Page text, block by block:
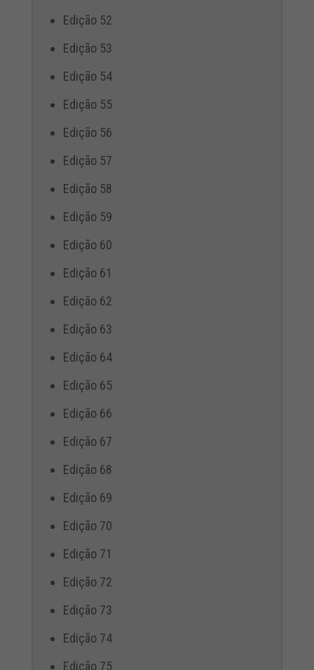
Edição 52
Edição 53
Edição 54
Edição 55
Edição 56
Edição 57
Edição 58
Edição 59
Edição 60
Edição 61
Edição 62
Edição 63
Edição 64
Edição 65
Edição 66
Edição 67
Edição 68
Edição 69
Edição 70
Edição 71
Edição 72
Edição 73
Edição 74
Edição 75